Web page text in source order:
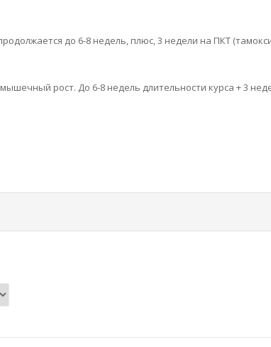
до 6-8 недель, плюс, 3 недели на ПКТ
рост. До 6-8 недель длительности курса + 3